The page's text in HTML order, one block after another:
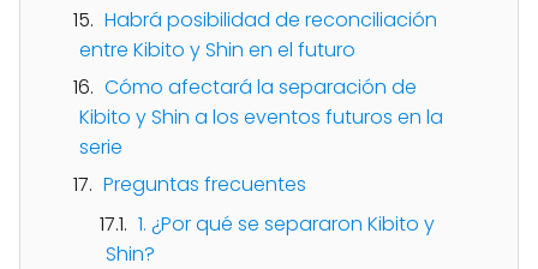
Habrá posibilidad de reconciliación
entre Kibito y Shin en el futuro
Cómo afectará la separación de
Kibito y Shin a los eventos futuros en la
serie
Preguntas frecuentes
1. ¿Por qué se separaron Kibito y
Shin?